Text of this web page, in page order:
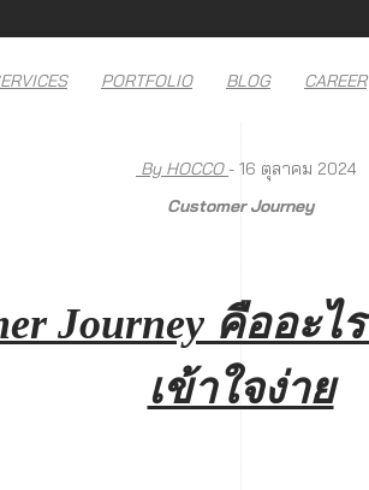
PORTFOLIO BLOG CAREER
By HOCCO- 16 ตุลาคม 2024
Customer Journey
Journey คืออ
เข้าใจง่าย